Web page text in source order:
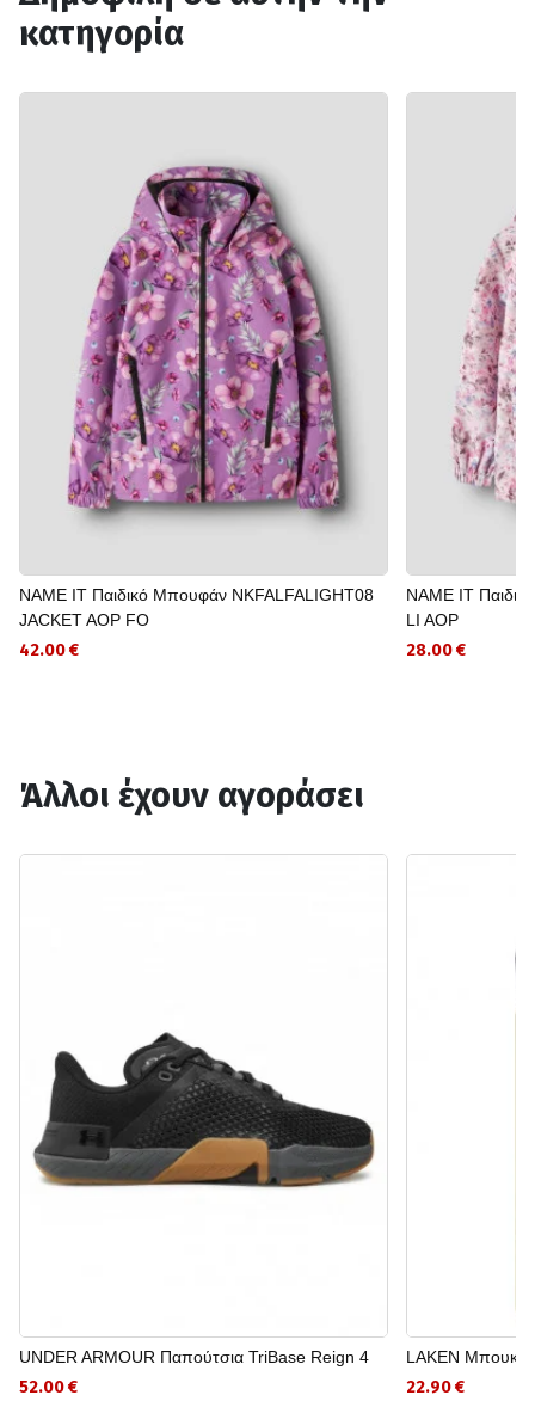
κατηγορία
NAME IT Παιδικό Μπουφάν NKFALFALIGHT08
JACKET AOP FO
42.00 €
NAME IT
LI AOP
28.00 €
Άλλοι έχουν αγοράσει
UNDER ARMOUR Παπούτσια TriBase Reign 4
52.00 €
LAKEN
22.90 €